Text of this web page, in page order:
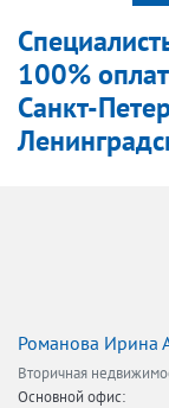
100%
Санкт-
Романова Ирина
Вторичная
Основной офис: